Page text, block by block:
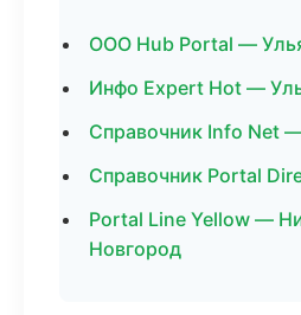
ООО Hub Portal —
Инфо Expert Hot —
Справочник Info Net
Справочник Portal
Portal Line Yellow —
Новгород